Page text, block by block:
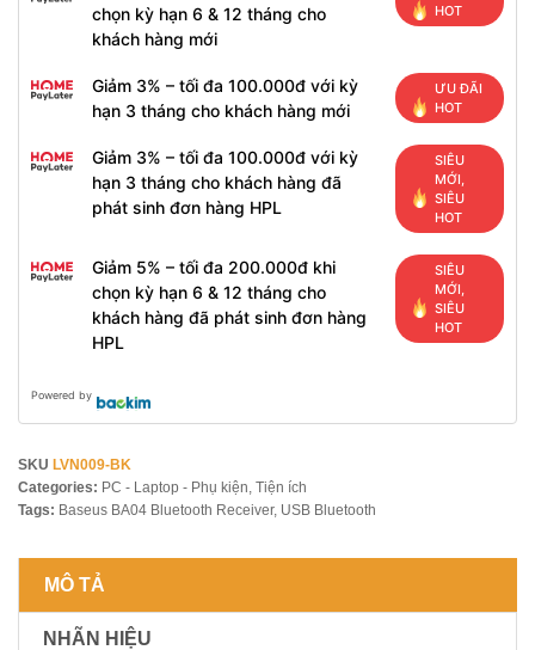
chọn kỳ hạn 6 & 12 tháng cho
khách hàng mới
HOT
Giảm 3% – tối đa 100.000đ với kỳ
hạn 3 tháng cho khách hàng mới
ƯU ĐÃI
HOT
Giảm 3% – tối đa 100.000đ với kỳ
hạn 3 tháng cho khách hàng đã
phát sinh đơn hàng HPL
SIÊU
MỚI,
SIÊU
HOT
Giảm 5% – tối đa 200.000đ khi
chọn kỳ hạn 6 & 12 tháng cho
khách hàng đã phát sinh đơn hàng
HPL
SIÊU
MỚI,
SIÊU
HOT
Powered by
SKU LVN009-BK
Categories: PC - Laptop - Phụ kiện, Tiện ích
Tags: Baseus BA04 Bluetooth Receiver, USB Bluetooth
MÔ TẢ
NHÃN HIỆU